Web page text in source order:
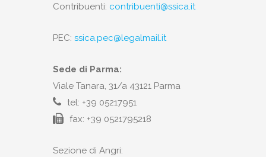
Contribuenti: contribuenti@ssica.it
PEC: ssica.pec@legalmail.it
Sede di Parma:
Viale Tanara, 31/a 43121 Parma
tel: +39 05217951
fax: +39 0521795218
Sezione di Angri: